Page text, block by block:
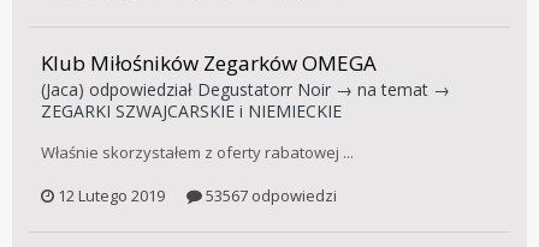
Klub Miłośników Zegarków OMEGA
(Jaca) odpowiedział Degustatorr Noir → na temat →
ZEGARKI SZWAJCARSKIE i NIEMIECKIE
Właśnie skorzystałem z oferty rabatowej ...
12 Lutego 2019
53567 odpowiedzi